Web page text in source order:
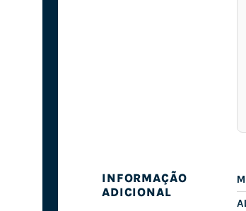
INFORMAÇÃO
ADICIONAL